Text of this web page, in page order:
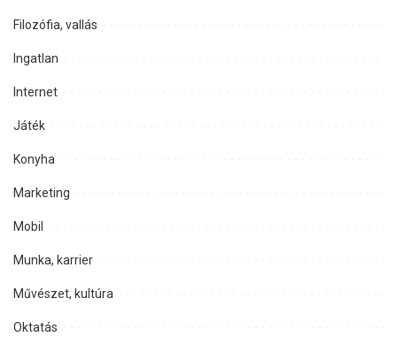
Filozófia, vallás
Ingatlan
Internet
Játék
Konyha
Marketing
Mobil
Munka, karrier
Művészet, kultúra
Oktatás